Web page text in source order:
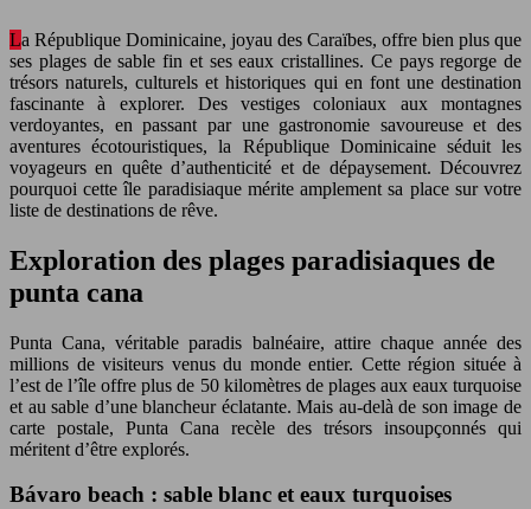
La République Dominicaine, joyau des Caraïbes, offre bien plus que
ses plages de sable fin et ses eaux cristallines. Ce pays regorge de
trésors naturels, culturels et historiques qui en font une destination
fascinante à explorer. Des vestiges coloniaux aux montagnes
verdoyantes, en passant par une gastronomie savoureuse et des
aventures écotouristiques, la République Dominicaine séduit les
voyageurs en quête d’authenticité et de dépaysement. Découvrez
pourquoi cette île paradisiaque mérite amplement sa place sur votre
liste de destinations de rêve.
Exploration des plages paradisiaques de
punta cana
Punta Cana, véritable paradis balnéaire, attire chaque année des
millions de visiteurs venus du monde entier. Cette région située à
l’est de l’île offre plus de 50 kilomètres de plages aux eaux turquoise
et au sable d’une blancheur éclatante. Mais au-delà de son image de
carte postale, Punta Cana recèle des trésors insoupçonnés qui
méritent d’être explorés.
Bávaro beach : sable blanc et eaux turquoises